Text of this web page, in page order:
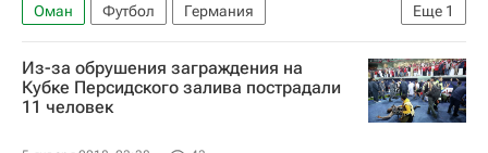
Еще 1
Оман Футбол
Германия
ЧМ по футболу 2026
Из-за обрушения заграждения на
Кубке Персидского залива пострадали
11 человек